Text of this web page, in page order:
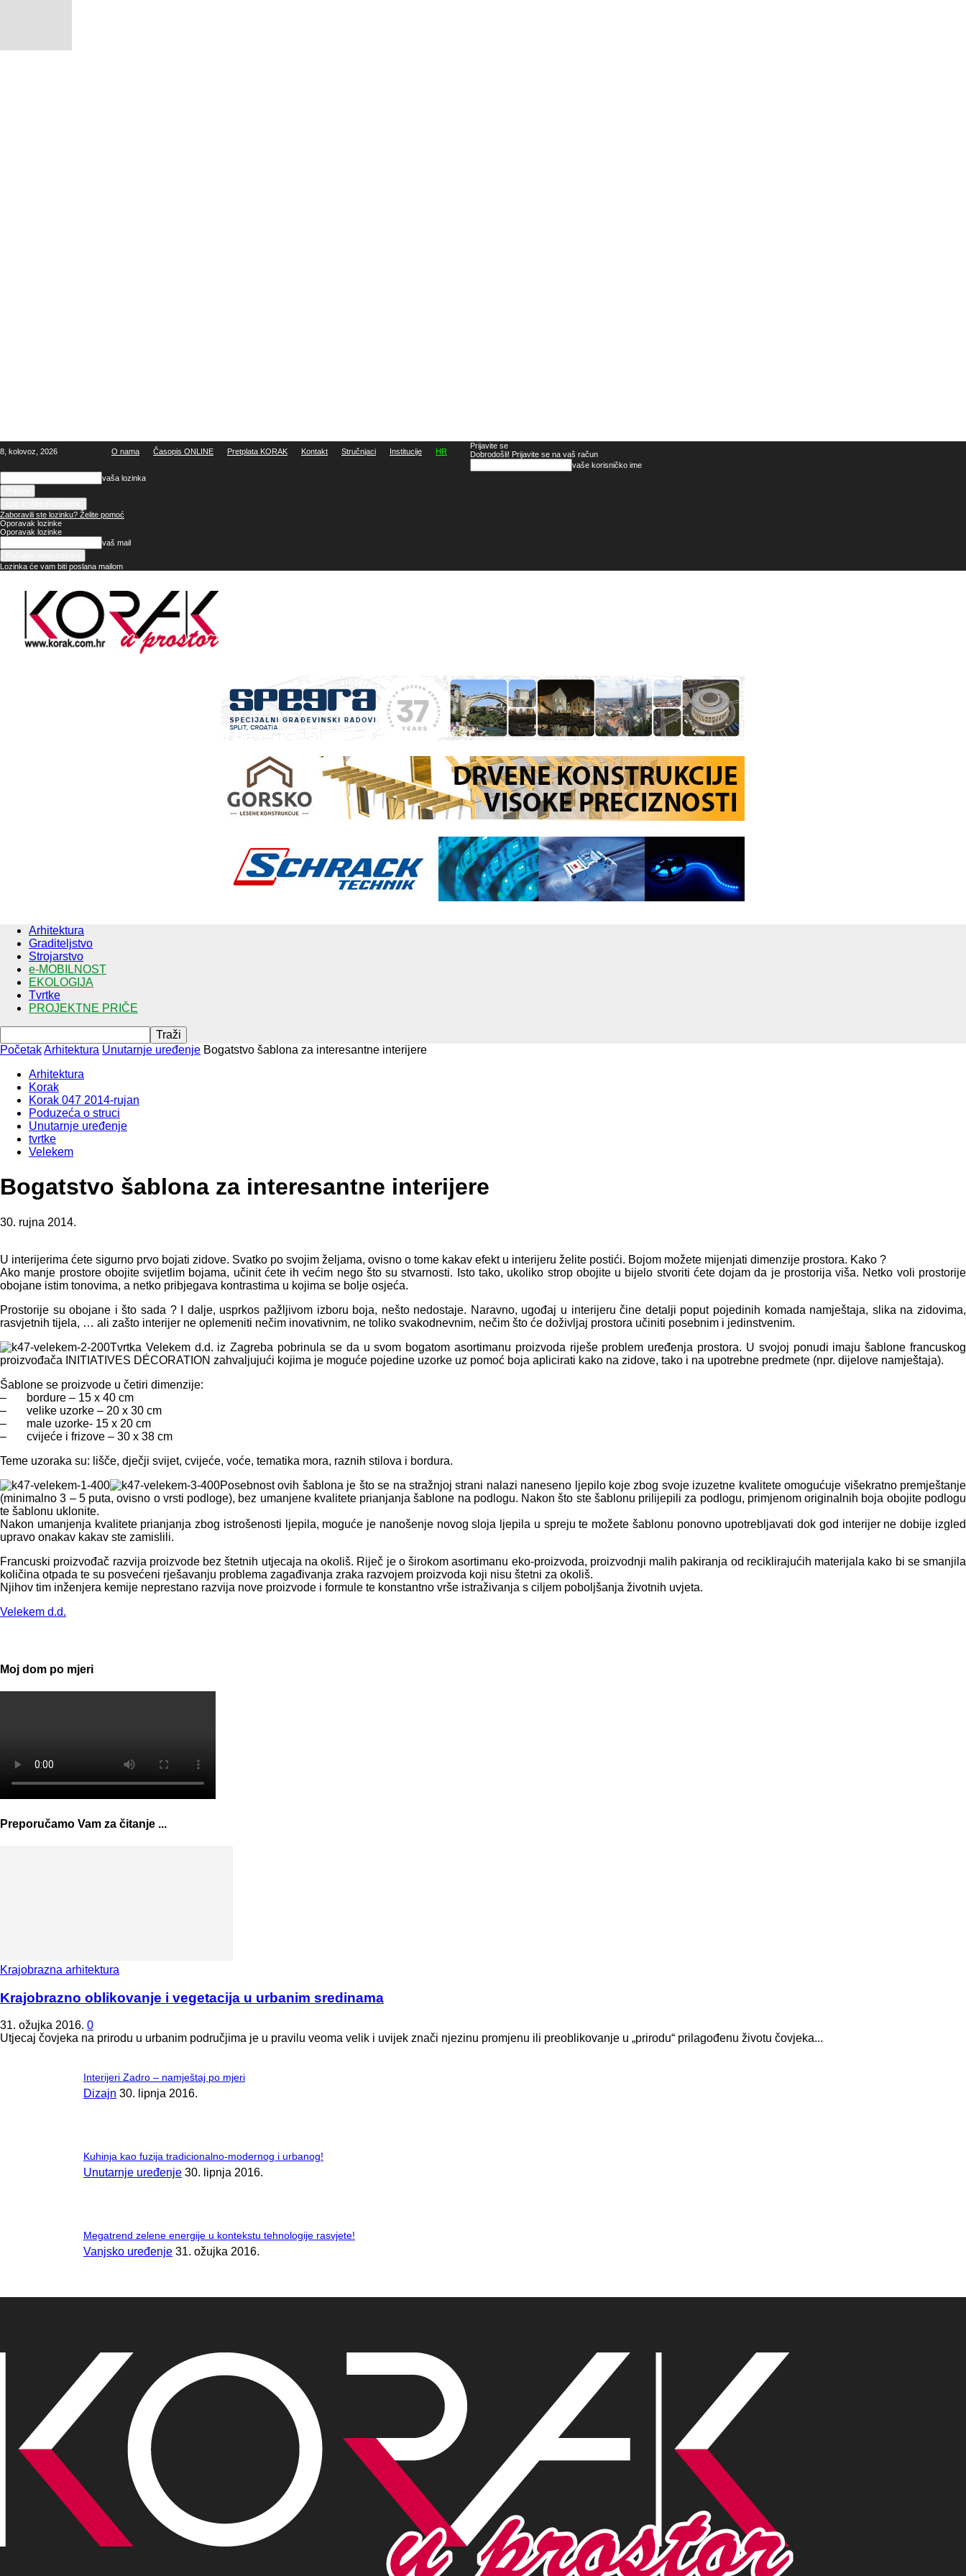
8, kolovoz, 2026 O nama Časopis ONLINE Pretplata KORAK Kontakt Stručnjaci Institucije HR
Prijavite se
Dobrodošli! Prijavite se na vaš račun
vaše korisničko ime
vaša lozinka
Zaboravili ste lozinku? Želite pomoć
Oporavak lozinke
Oporavak lozinke
vaš mail
Lozinka će vam biti poslana mailom
Korak
prostor
Arhitektura
Graditeljstvo
Strojarstvo
e-MOBILNOST
EKOLOGIJA
Tvrtke
PROJEKTNE PRIČE
PočetakArhitektura Unutarnje uređenje Bogatstvo šablona za interesantne interijere
Arhitektura
Korak
Korak 047 2014-rujan
Poduzeća o struci
Unutarnje uređenje
tvrtke
Velekem
Bogatstvo šablona za interesantne interijere
30. rujna 2014.
U interijerima ćete sigurno prvo bojati zidove. Svatko po svojim željama, ovisno o tome kakav efekt u interijeru želite postići. Bojom možete mijenjati dimenzije prostora. Kako ?
Ako manje prostore obojite svijetlim bojama, učinit ćete ih većim nego što su stvarnosti. Isto tako, ukoliko strop obojite u bijelo stvoriti ćete dojam da je prostorija viša. Netko voli prostorije
obojane istim tonovima, a netko pribjegava kontrastima u kojima se bolje osjeća.
Prostorije su obojane i što sada ? I dalje, usprkos pažljivom izboru boja, nešto nedostaje. Naravno, ugođaj u interijeru čine detalji poput pojedinih komada namještaja, slika na zidovima,
rasvjetnih tijela, … ali zašto interijer ne oplemeniti nečim inovativnim, ne toliko svakodnevnim, nečim što će doživljaj prostora učiniti posebnim i jedinstvenim.
Tvrtka Velekem d.d. iz Zagreba pobrinula se da u svom bogatom asortimanu proizvoda riješe problem uređenja prostora. U svojoj ponudi imaju šablone francuskog
proizvođača INITIATIVES DÉCORATION zahvaljujući kojima je moguće pojedine uzorke uz pomoć boja aplicirati kako na zidove, tako i na upotrebne predmete (npr. dijelove namještaja).
Šablone se proizvode u četiri dimenzije:
– bordure – 15 x 40 cm
– velike uzorke – 20 x 30 cm
– male uzorke- 15 x 20 cm
– cvijeće i frizove – 30 x 38 cm
Teme uzoraka su: lišče, dječji svijet, cvijeće, voće, tematika mora, raznih stilova i bordura.
Posebnost ovih šablona je što se na stražnjoj strani nalazi naneseno ljepilo koje zbog svoje izuzetne kvalitete omogućuje višekratno premještanje
(minimalno 3 – 5 puta, ovisno o vrsti podloge), bez umanjene kvalitete prianjanja šablone na podlogu. Nakon što ste šablonu prilijepili za podlogu, primjenom originalnih boja obojite podlogu
te šablonu uklonite.
Nakon umanjenja kvalitete prianjanja zbog istrošenosti ljepila, moguće je nanošenje novog sloja ljepila u spreju te možete šablonu ponovno upotrebljavati dok god interijer ne dobije izgled
upravo onakav kakav ste zamislili.
Francuski proizvođač razvija proizvode bez štetnih utjecaja na okoliš. Riječ je o širokom asortimanu eko-proizvoda, proizvodnji malih pakiranja od reciklirajućih materijala kako bi se smanjila
količina otpada te su posvećeni rješavanju problema zagađivanja zraka razvojem proizvoda koji nisu štetni za okoliš.
Njihov tim inženjera kemije neprestano razvija nove proizvode i formule te konstantno vrše istraživanja s ciljem poboljšanja životnih uvjeta.
Velekem d.d.
Moj dom po mjeri
Preporučamo Vam za čitanje ...
Krajobrazna arhitektura
Krajobrazno oblikovanje i vegetacija u urbanim sredinama
31. ožujka 2016. 0
Utjecaj čovjeka na prirodu u urbanim područjima je u pravilu veoma velik i uvijek znači njezinu promjenu ili preoblikovanje u „prirodu“ prilagođenu životu čovjeka...
Interijeri Zadro – namještaj po mjeri
Dizajn 30. lipnja 2016.
Kuhinja kao fuzija tradicionalno-modernog i urbanog!
Unutarnje uređenje 30. lipnja 2016.
Megatrend zelene energije u kontekstu tehnologije rasvjete!
Vanjsko uređenje 31. ožujka 2016.